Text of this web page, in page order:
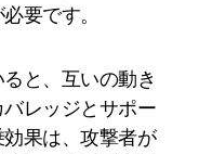
要です。
と、互いの動き
レッジとサポー
果は、攻撃者が